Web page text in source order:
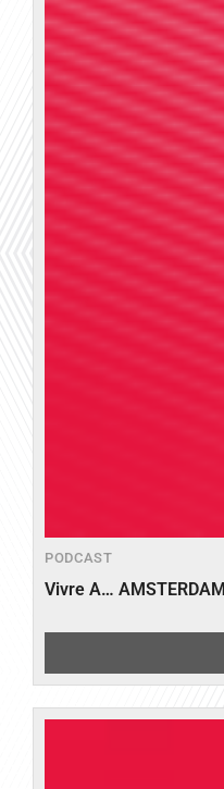
PODCAST
Vivre A… AMSTERDAM